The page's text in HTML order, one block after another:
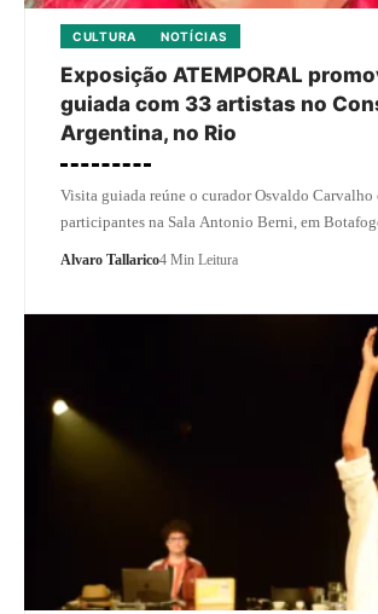
CULTURA NOTÍCIAS
Exposição ATEMPORAL
guiada com 33 artistas no
Argentina, no Rio
Visita guiada reúne o curador Osvaldo Carvalho
participantes na Sala Antonio Berni, em
Alvaro Tallarico4 Min Leitura